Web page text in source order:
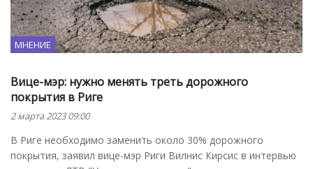
МНЕНИЕ
Вице-мэр: нужно менять треть дорожного
покрытия в Риге
2 марта 2023 09:00
В Риге необходимо заменить около 30% дорожного
покрытия, заявил вице-мэр Риги Вилнис Кирсис в интервью